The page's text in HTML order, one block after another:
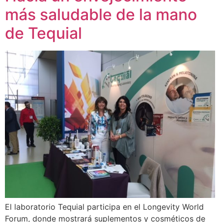
más saludable de la mano
de Tequial
El laboratorio Tequial participa en el Longevity World
Forum, donde mostrará suplementos y cosméticos de